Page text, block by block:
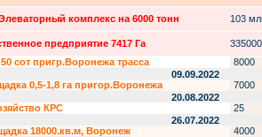
комплекс на 6000 тонн 103
предприятие 7417 Га
сот пригр.Воронежа трасса
8000
09.09.2022
0,5-1,8 га пригор.Воронежа
7000
20.08.2022
КРС
25
26.07.2022
18000.кв.м, Воронеж
4000